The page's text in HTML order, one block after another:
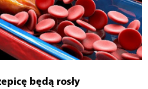
będą rosły